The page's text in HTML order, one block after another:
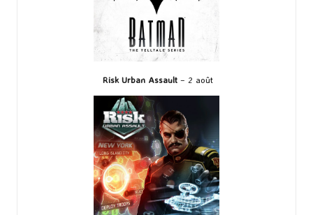
Risk Urban Assault – 2 août